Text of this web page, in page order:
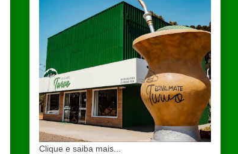
Clique e saiba mais...